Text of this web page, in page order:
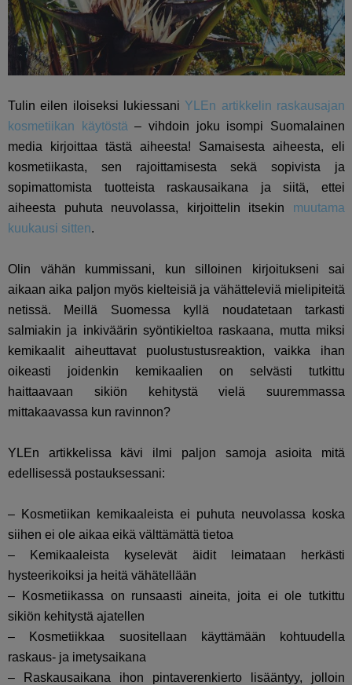
Tulin eilen iloiseksi lukiessani YLEn artikkelin raskausajan
kosmetiikan käytöstä – vihdoin joku isompi Suomalainen
media kirjoittaa tästä aiheesta! Samaisesta aiheesta, eli
kosmetiikasta, sen rajoittamisesta sekä sopivista ja
sopimattomista tuotteista raskausaikana ja siitä, ettei
aiheesta puhuta neuvolassa, kirjoittelin itsekin muutama
kuukausi sitten.
Olin vähän kummissani, kun silloinen kirjoitukseni sai
aikaan aika paljon myös kielteisiä ja vähätteleviä mielipiteitä
netissä. Meillä Suomessa kyllä noudatetaan tarkasti
salmiakin ja inkiväärin syöntikieltoa raskaana, mutta miksi
kemikaalit aiheuttavat puolustustusreaktion, vaikka ihan
oikeasti joidenkin kemikaalien on selvästi tutkittu
haittaavaan sikiön kehitystä vielä suuremmassa
mittakaavassa kun ravinnon?
YLEn artikkelissa kävi ilmi paljon samoja asioita mitä
edellisessä postauksessani:
– Kosmetiikan kemikaaleista ei puhuta neuvolassa koska
siihen ei ole aikaa eikä välttämättä tietoa
– Kemikaaleista kyselevät äidit leimataan herkästi
hysteerikoiksi ja heitä vähätellään
– Kosmetiikassa on runsaasti aineita, joita ei ole tutkittu
sikiön kehitystä ajatellen
– Kosmetiikkaa suositellaan käyttämään kohtuudella
raskaus- ja imetysaikana
– Raskausaikana ihon pintaverenkierto lisääntyy, jolloin